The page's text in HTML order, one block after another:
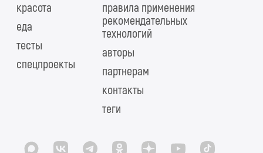
красота
еда
тесты
спецпроекты
правила применения
рекомендательных
технологий
авторы
партнерам
контакты
теги